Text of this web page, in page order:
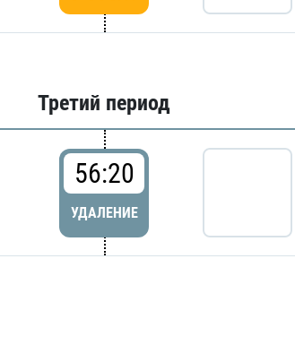
Третий период
56:20
УДАЛЕНИЕ